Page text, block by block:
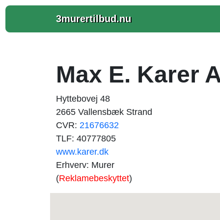
3murertilbud.nu
Max E. Karer
Hyttebovej 48
2665 Vallensbæk Strand
CVR: 21676632
TLF: 40777805
www.karer.dk
Erhverv: Murer
(Reklamebeskyttet)